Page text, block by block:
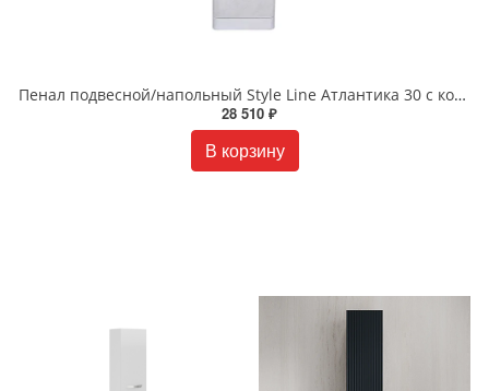
Пенал подвесной/напольный Style Line Атлантика 30 с корзиной люкс бетон крем PLUS СС-00002277
28 510 ₽
В корзину